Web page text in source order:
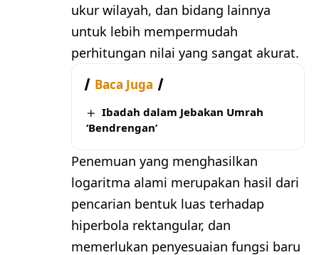
ukur wilayah, dan bidang lainnya
untuk lebih mempermudah
perhitungan nilai yang sangat akurat.
Baca Juga
Ibadah dalam Jebakan Umrah
‘Bendrengan’
Penemuan yang menghasilkan
logaritma alami merupakan hasil dari
pencarian bentuk luas terhadap
hiperbola rektangular, dan
memerlukan penyesuaian fungsi baru